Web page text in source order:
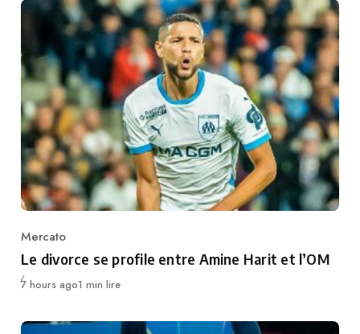
Category
Mercato
Le divorce se profile entre Amine Harit et l’OM
Publié
7 hours ago1 min lire